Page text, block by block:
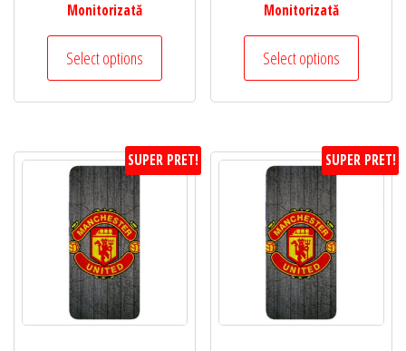
Monitorizată
Select options
Monitorizată
Select options
SUPER PRET! SUPER PRET!